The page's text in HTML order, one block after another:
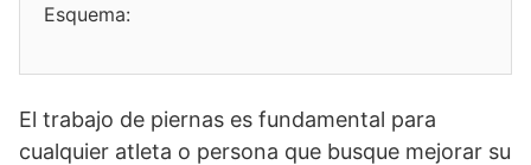
Esquema:
El trabajo de piernas es fundamental para
cualquier atleta o persona que busque mejorar su